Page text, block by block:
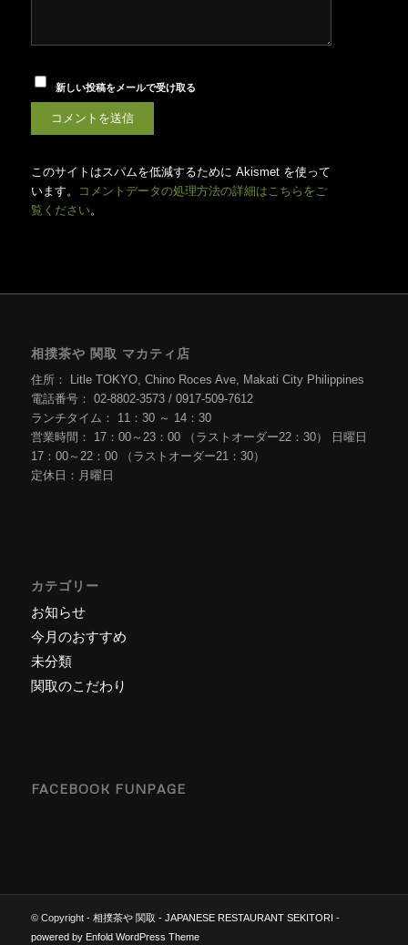
新しい投稿をメールで受け取る
このサイトはスパムを低減するために Akismet を使って
います。
コメントデータの処理方法の詳細はこちらをご
覧ください。
相撲茶や 関取 マカティ店
住所： Litle TOKYO, Chino Roces Ave, Makati City Philippines
電話番号： 02-8802-3573 / 0917-509-7612
ランチタイム： 11：30 ～ 14：30
営業時間： 17：00～23：00 （ラストオーダー22：30） 日曜日
17：00～22：00 （ラストオーダー21：30）
定休日：月曜日
カテゴリー
お知らせ
今月のおすすめ
未分類
関取のこだわり
FACEBOOK FUNPAGE
© Copyright - 相撲茶や 関取 - JAPANESE RESTAURANT SEKITORI -
powered by Enfold WordPress Theme